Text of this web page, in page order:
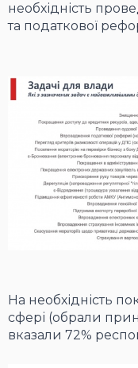
необхідність
та податкової
На необхідність
сфері (обрали
вказали 72%